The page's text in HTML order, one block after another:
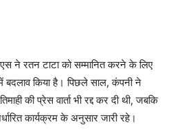
ने रतन टाटा को सम्मानित करने के लिए
किया है। पिछले साल, कंपनी ने
की प्रेस वार्ता भी रद्द कर दी थी, जबकि
कार्यक्रम के अनुसार जारी रहे।